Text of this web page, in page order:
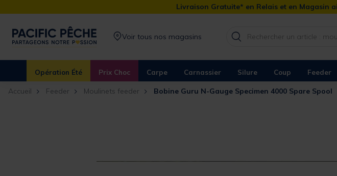
Livraison Gratuite* en Relais et en Magasin
Voir tous nos magasins
Opération Été Prix Choc Carpe Carnassier Silure Coup Feeder
Accueil Feeder Moulinets feeder Bobine Guru N-Gauge Specimen 4000 Spare Spool